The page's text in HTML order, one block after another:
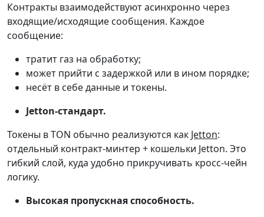
Контракты взаимодействуют асинхронно через
входящие/исходящие сообщения. Каждое
сообщение:
тратит газ на обработку;
может прийти с задержкой или в ином порядке;
несёт в себе данные и токены.
Jetton-стандарт.
Токены в TON обычно реализуются как Jetton:
отдельный контракт-минтер + кошельки Jetton. Это
гибкий слой, куда удобно прикручивать кросс-чейн
логику.
Высокая пропускная способность.